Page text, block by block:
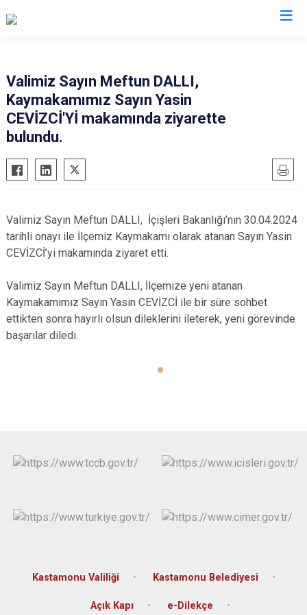
Abana
Ağlı
Azdavay
Çatalzeytin
Cide
Daday
Devrekani
Doğanyurt
Hanönü
İhsangazi
Şenpazar
Seydiler
Taşköprü
Tosya
Valimiz Sayın Meftun DALLI,
Kaymakamımız Sayın Yasin
CEVİZCİ'Yİ makamında ziyarette
bulundu.
Valimiz Sayın Meftun DALLI, İçişleri Bakanlığı’nın 30.04.2024
tarihli onayı ile İlçemiz Kaymakamı olarak atanan Sayın Yasin
CEVİZCİ’yi makamında ziyaret etti.
Valimiz Sayın Meftun DALLI, İlçemize yeni atanan
Kaymakamımız Sayın Yasin CEVİZCİ ile bir süre sohbet
ettikten sonra hayırlı olsun dileklerini ileterek, yeni görevinde
başarılar diledi.
Kastamonu Valiliği Kastamonu Belediyesi
Açık Kapı e-Dilekçe